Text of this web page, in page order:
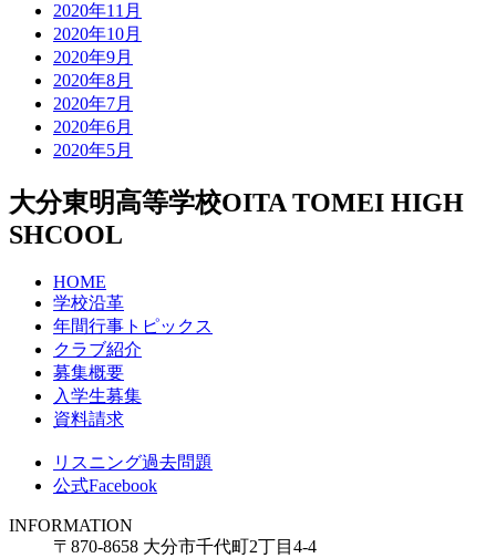
2020年11月
2020年10月
2020年9月
2020年8月
2020年7月
2020年6月
2020年5月
大分東明高等学校OITA TOMEI HIGH
SHCOOL
HOME
学校沿革
年間行事トピックス
クラブ紹介
募集概要
入学生募集
資料請求
リスニング過去問題
公式Facebook
INFORMATION
〒870-8658 大分市千代町2丁目4-4